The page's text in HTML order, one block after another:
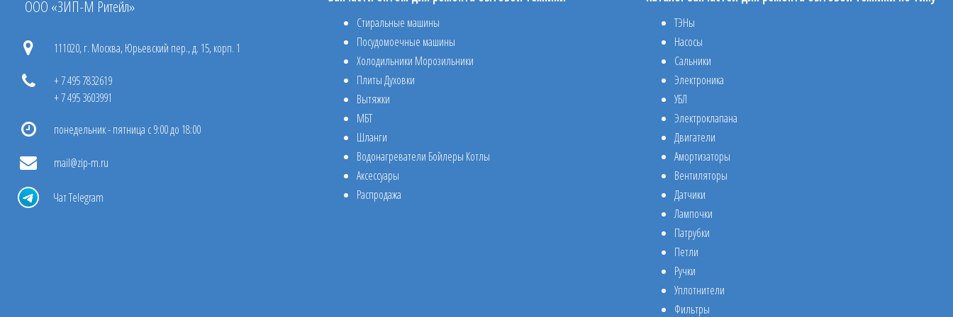
ООО «ЗИП-М Ритейл»
111020, г. Москва, Юрьевский пер., д. 15, корп. 1
+ 7 495 7832619
+ 7 495 3603991
понедельник - пятница с 9:00 до 18:00
mail@zip-m.ru
Чат Telegram
Стиральные машины
Посудомоечные машины
Холодильники Морозильники
Плиты Духовки
Вытяжки
МБТ
Шланги
Водонагреватели Бойлеры Котлы
Аксессуары
Распродажа
ТЭНы
Насосы
Сальники
Электроника
УБЛ
Электроклапана
Двигатели
Амортизаторы
Вентиляторы
Датчики
Лампочки
Патрубки
Петли
Ручки
Уплотнители
Фильтры